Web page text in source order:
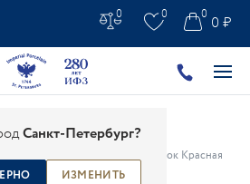
Санкт-Петербург?
ИЗМЕНИТЬ
0 0 0 ₽
0
настенные тарелки /
мм форма Европейская - 3 рисунок Красная
арт. 80.97577.00.1